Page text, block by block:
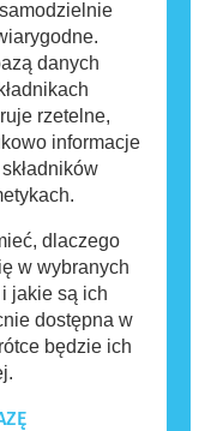
danych
rzetelne,
informacje
dlaczego
w wybranych
jakie są ich
dostępna w
będzie ich